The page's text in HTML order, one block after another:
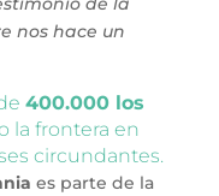
nos hace un
400.000 los
la frontera en
circundantes.
es parte de la